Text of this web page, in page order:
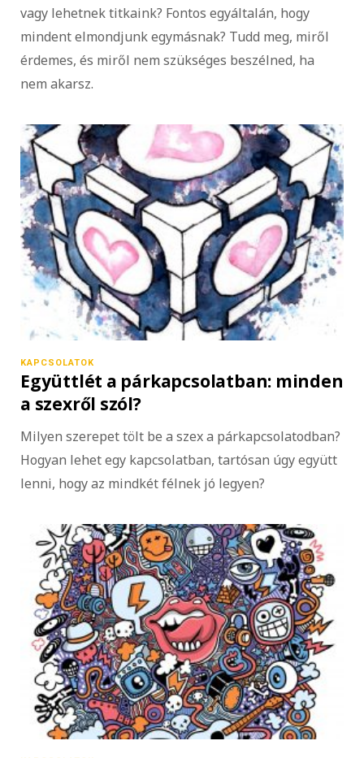
vagy lehetnek titkaink? Fontos egyáltalán, hogy
mindent elmondjunk egymásnak? Tudd meg, miről
érdemes, és miről nem szükséges beszélned, ha
nem akarsz.
KAPCSOLATOK
Együttlét a párkapcsolatban: minden
a szexről szól?
Milyen szerepet tölt be a szex a párkapcsolatodban?
Hogyan lehet egy kapcsolatban, tartósan úgy együtt
lenni, hogy az mindkét félnek jó legyen?